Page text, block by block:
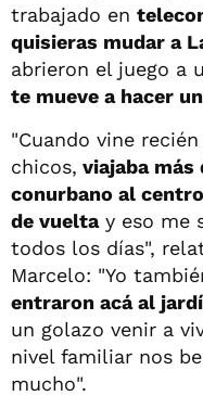
trabajado en
quisieras mudar a
abrieron el juego a
te mueve a hacer
"Cuando vine
chicos, viajaba más
conurbano al
de vueltay eso me
todos los días",
Marcelo: "Yo
entraron acá al
un golazo venir a
nivel familiar nos
mucho".